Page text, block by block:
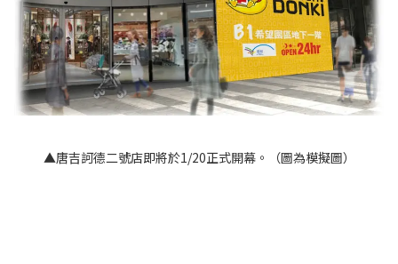
▲唐吉訶德二號店即將於1/20正式開幕。（圖為模擬圖）